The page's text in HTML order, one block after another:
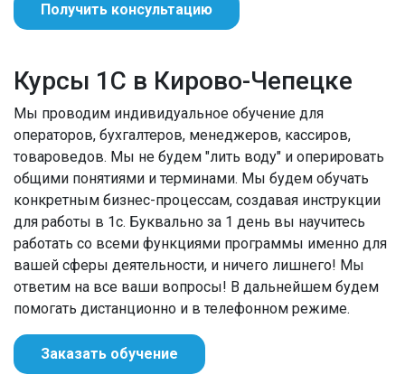
Получить консультацию
Курсы 1С в Кирово-Чепецке
Мы проводим индивидуальное обучение для
операторов, бухгалтеров, менеджеров, кассиров,
товароведов. Мы не будем "лить воду" и оперировать
общими понятиями и терминами. Мы будем обучать
конкретным бизнес-процессам, создавая инструкции
для работы в 1с. Буквально за 1 день вы научитесь
работать со всеми функциями программы именно для
вашей сферы деятельности, и ничего лишнего! Мы
ответим на все ваши вопросы! В дальнейшем будем
помогать дистанционно и в телефонном режиме.
Заказать обучение